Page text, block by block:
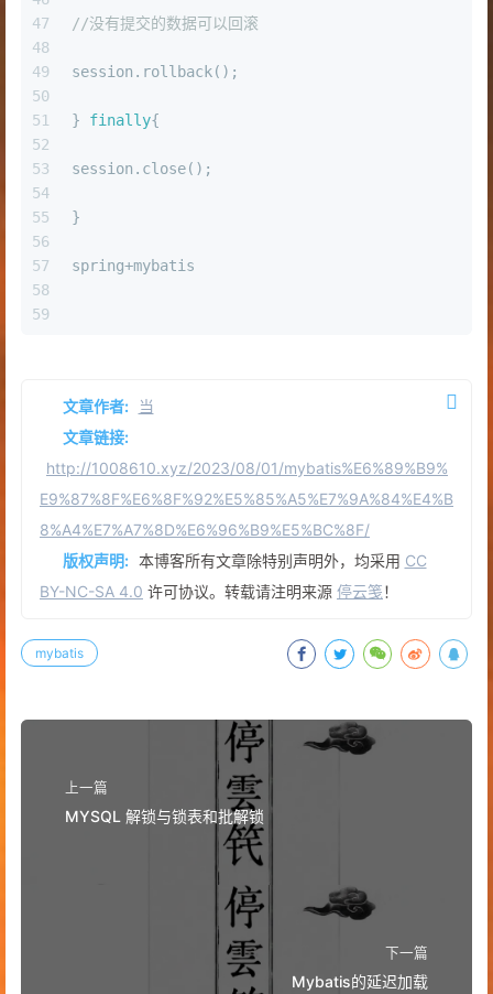
47
48
49
50
51
52
53
54
55
56
57
58
59
//没有提交的数据可以回滚
session.rollback();
} finally{
session.close();
}
spring+mybatis
文章作者:
当
文章链接:
http://1008610.xyz/2023/08/01/mybatis%E6%89%B9%
E9%87%8F%E6%8F%92%E5%85%A5%E7%9A%84%E4%B
8%A4%E7%A7%8D%E6%96%B9%E5%BC%8F/
版权声明: 本博客所有文章除特别声明外，均采用 CC
BY-NC-SA 4.0 许可协议。转载请注明来源 停云笺！
mybatis
上一篇
MYSQL 解锁与锁表和批解锁
下一篇
Mybatis的延迟加载